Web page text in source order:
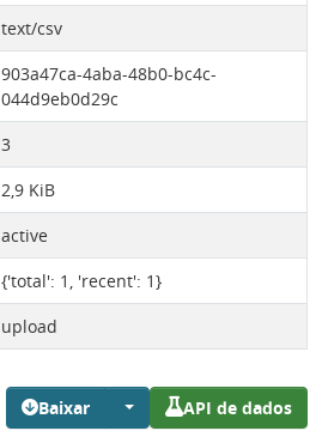
Baixar API de dados
text/csv
903a47ca-4aba-48b0-bc4c-
044d9eb0d29c
3
2,9 KiB
active
{'total': 1, 'recent': 1}
upload